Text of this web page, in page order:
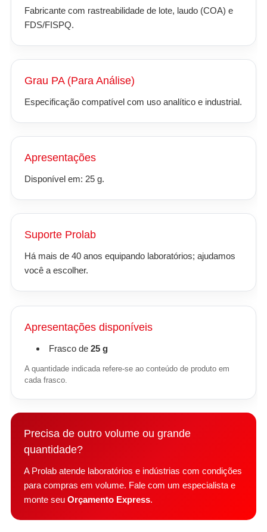
Fabricante com rastreabilidade de lote, laudo (COA) e
FDS/FISPQ.
Grau PA (Para Análise)
Especificação compatível com uso analítico e industrial.
Apresentações
Disponível em: 25 g.
Suporte Prolab
Há mais de 40 anos equipando laboratórios; ajudamos
você a escolher.
Apresentações disponíveis
Frasco de 25 g
A quantidade indicada refere-se ao conteúdo de produto em
cada frasco.
Precisa de outro volume ou grande
quantidade?
A Prolab atende laboratórios e indústrias com condições
para compras em volume. Fale com um especialista e
monte seu Orçamento Express.